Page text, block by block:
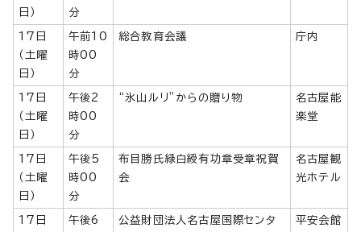
日）
分
17日
（土曜
日）
午前10
時00
分
総合教育会議 庁内
17日
（土曜
日）
午後2
時00
分
“氷山ルリ”からの贈り物
名古屋能
楽堂
17日
（土曜
日）
午後5
時00
分
布目勝氏緑白綬有功章受章祝賀
会
名古屋観
光ホテル
17日
午後6
公益財団法人名古屋国際センタ
平安会館